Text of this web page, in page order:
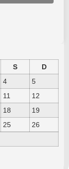
S D
4 5
11 12
18
19
25 26